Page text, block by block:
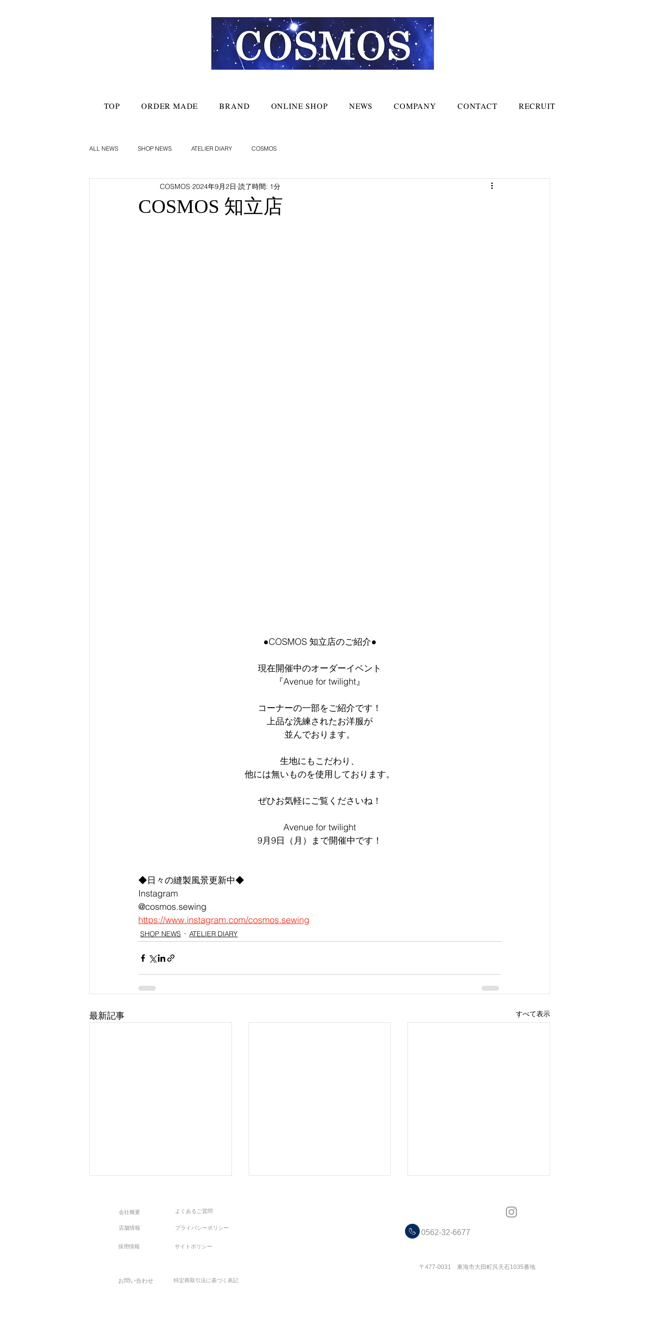
TOP ORDER MADE BRAND ONLINE SHOP NEWS COMPANY CONTACT RECRUIT
ALL NEWS SHOP NEWS ATELIER DIARY COSMOS
COSMOS 知立店
COSMOS 2024年9月2日 読了時間: 1分
●COSMOS 知立店のご紹介●
現在開催中のオーダーイベント
『Avenue for twilight』
コーナーの一部をご紹介です！
上品な洗練されたお洋服が
並んでおります。
生地にもこだわり、
他には無いものを使用しております。
ぜひお気軽にご覧くださいね！
Avenue for twilight
9月9日（月）まで開催中です！
◆日々の縫製風景更新中◆
Instagram
@cosmos.sewing
https://www.instagram.com/cosmos.sewing
SHOP NEWS ATELIER DIARY
最新記事 すべて表示
質をあなたの日常に〜
【親子体験ソーイング教室】
会社概要
店舗情報
採用情報
よくあるご質問
プライバシーポリシー
サイトポリシー
0562-32-6677
〒477-0031 東海市大田町呉天石1035番地
お問い合わせ
特定商取引法に基づく表記